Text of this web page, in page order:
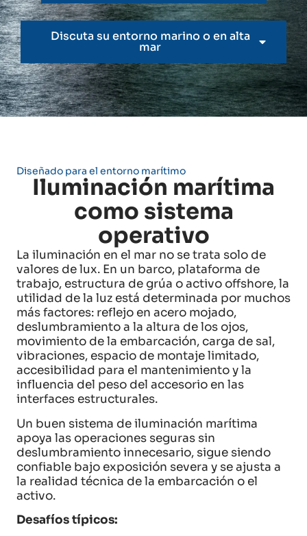
Discuta su entorno marino o en alta
mar
Diseñado para el entorno marítimo
Iluminación marítima
como sistema
operativo
La iluminación en el mar no se trata solo de
valores de lux. En un barco, plataforma de
trabajo, estructura de grúa o activo offshore, la
utilidad de la luz está determinada por muchos
más factores: reflejo en acero mojado,
deslumbramiento a la altura de los ojos,
movimiento de la embarcación, carga de sal,
vibraciones, espacio de montaje limitado,
accesibilidad para el mantenimiento y la
influencia del peso del accesorio en las
interfaces estructurales.
Un buen sistema de iluminación marítima
apoya las operaciones seguras sin
deslumbramiento innecesario, sigue siendo
confiable bajo exposición severa y se ajusta a
la realidad técnica de la embarcación o el
activo.
Desafíos típicos: